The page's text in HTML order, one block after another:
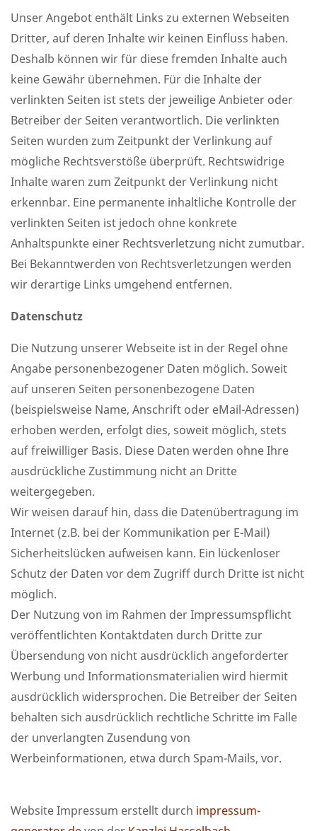
Unser Angebot enthält Links zu externen Webseiten
Dritter, auf deren Inhalte wir keinen Einfluss haben.
Deshalb können wir für diese fremden Inhalte auch
keine Gewähr übernehmen. Für die Inhalte der
verlinkten Seiten ist stets der jeweilige Anbieter oder
Betreiber der Seiten verantwortlich. Die verlinkten
Seiten wurden zum Zeitpunkt der Verlinkung auf
mögliche Rechtsverstöße überprüft. Rechtswidrige
Inhalte waren zum Zeitpunkt der Verlinkung nicht
erkennbar. Eine permanente inhaltliche Kontrolle der
verlinkten Seiten ist jedoch ohne konkrete
Anhaltspunkte einer Rechtsverletzung nicht zumutbar.
Bei Bekanntwerden von Rechtsverletzungen werden
wir derartige Links umgehend entfernen.
Datenschutz
Die Nutzung unserer Webseite ist in der Regel ohne
Angabe personenbezogener Daten möglich. Soweit
auf unseren Seiten personenbezogene Daten
(beispielsweise Name, Anschrift oder eMail-Adressen)
erhoben werden, erfolgt dies, soweit möglich, stets
auf freiwilliger Basis. Diese Daten werden ohne Ihre
ausdrückliche Zustimmung nicht an Dritte
weitergegeben.
Wir weisen darauf hin, dass die Datenübertragung im
Internet (z.B. bei der Kommunikation per E-Mail)
Sicherheitslücken aufweisen kann. Ein lückenloser
Schutz der Daten vor dem Zugriff durch Dritte ist nicht
möglich.
Der Nutzung von im Rahmen der Impressumspflicht
veröffentlichten Kontaktdaten durch Dritte zur
Übersendung von nicht ausdrücklich angeforderter
Werbung und Informationsmaterialien wird hiermit
ausdrücklich widersprochen. Die Betreiber der Seiten
behalten sich ausdrücklich rechtliche Schritte im Falle
der unverlangten Zusendung von
Werbeinformationen, etwa durch Spam-Mails, vor.
Website Impressum erstellt durch impressum-